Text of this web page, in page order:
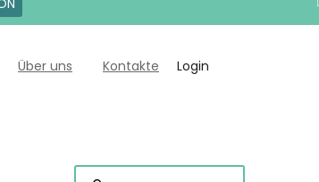
Über uns Kontakte Login